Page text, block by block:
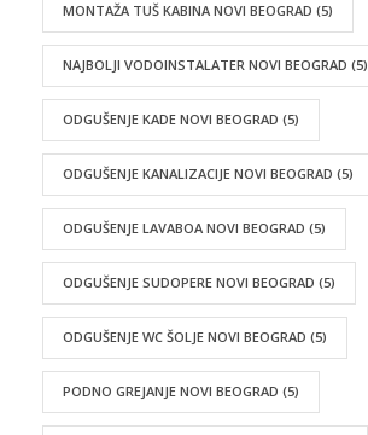
MONTAŽA TUŠ KABINA NOVI BEOGRAD (5)
NAJBOLJI VODOINSTALATER NOVI BEOGRAD (5)
ODGUŠENJE KADE NOVI BEOGRAD (5)
ODGUŠENJE KANALIZACIJE NOVI BEOGRAD (5)
ODGUŠENJE LAVABOA NOVI BEOGRAD (5)
ODGUŠENJE SUDOPERE NOVI BEOGRAD (5)
ODGUŠENJE WC ŠOLJE NOVI BEOGRAD (5)
PODNO GREJANJE NOVI BEOGRAD (5)